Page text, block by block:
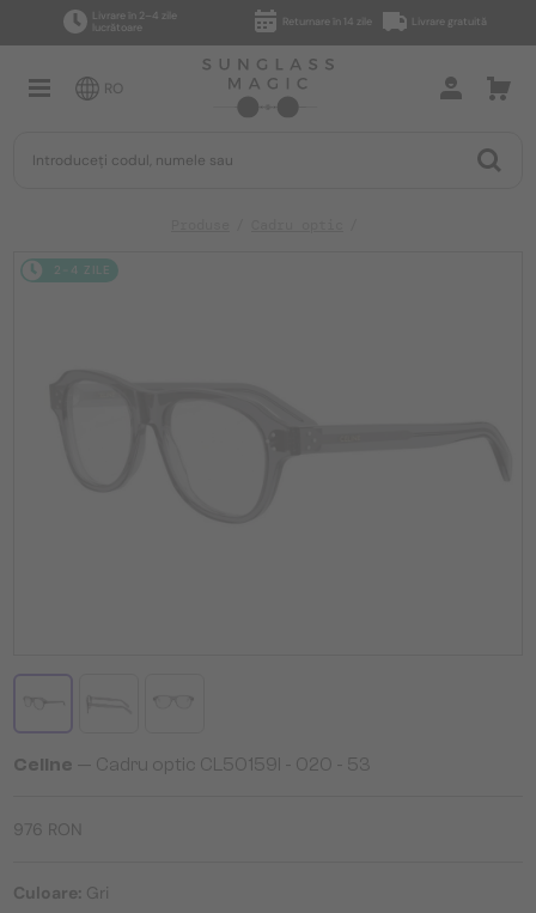
Livrare în 2–4 zile
lucrătoare
Returnare în 14 zile Livrare gratuită
RO
2-4 ZILE
Celine — Cadru optic CL50159I - 020 - 53
976 RON
Culoare: Gri